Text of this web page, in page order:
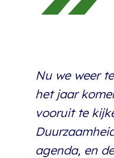
Nu we weer
het jaar
vooruit te
agenda, en